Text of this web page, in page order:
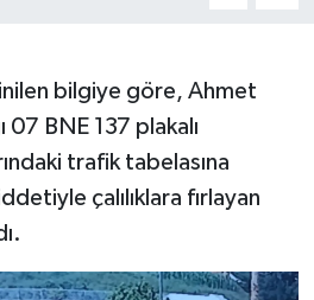
bilgiye göre, Ahmet
07 BNE 137 plakalı
trafik tabelasına
çalılıklara fırlayan